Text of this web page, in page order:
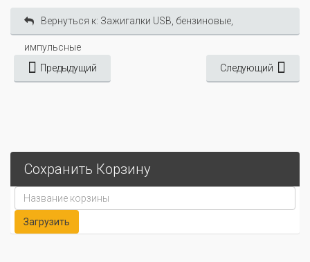
Вернуться к: Зажигалки USB, бензиновые,
импульсные
Предыдущий
Следующий
Сохранить Корзину